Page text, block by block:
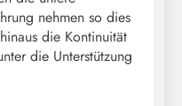
nehmen so dies
die Kontinuität
die Unterstützung